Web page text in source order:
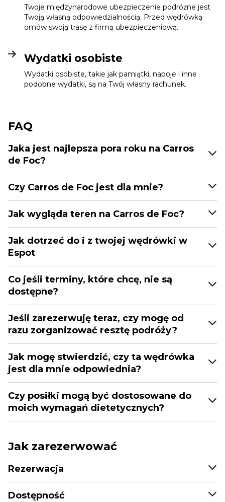
Twoje międzynarodowe ubezpieczenie podróżne jest
Twoją własną odpowiedzialnością. Przed wędrówką
omów swoją trasę z firmą ubezpieczeniową.
Wydatki osobiste
Wydatki osobiste, takie jak pamiątki, napoje i inne
podobne wydatki, są na Twój własny rachunek.
FAQ
Jaka jest najlepsza pora roku na Carros
de Foc?
Czy Carros de Foc jest dla mnie?
Jak wygląda teren na Carros de Foc?
Jak dotrzeć do i z twojej wędrówki w
Espot
Co jeśli terminy, które chcę, nie są
dostępne?
Jeśli zarezerwuję teraz, czy mogę od
razu zorganizować resztę podróży?
Jak mogę stwierdzić, czy ta wędrówka
jest dla mnie odpowiednia?
Czy posiłki mogą być dostosowane do
moich wymagań dietetycznych?
Jak zarezerwować
Rezerwacja
Dostępność